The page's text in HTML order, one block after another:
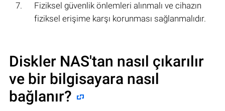
Fiziksel güvenlik önlemleri alınmalı ve cihazın
fiziksel erişime karşı korunması sağlanmalıdır.
Diskler NAS'tan nasıl çıkarılır
ve bir bilgisayara nasıl
bağlanır?